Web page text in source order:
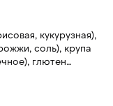
кукурузная),
соль), крупа
глютен
(содержит